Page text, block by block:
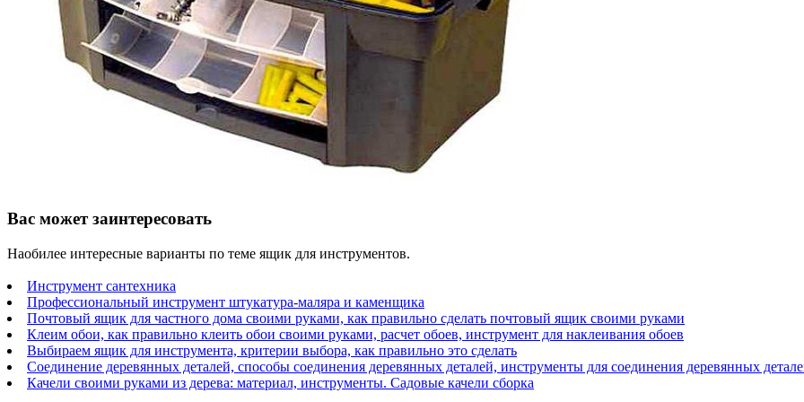
Вас может заинтересовать
Наобилее интересные варианты по теме ящик для инструментов.
Инструмент сантехника
Профессиональный инструмент штукатура-маляра и каменщика
Почтовый ящик для частного дома своими руками, как правильно сделать почтовый ящик своими руками
Клеим обои, как правильно клеить обои своими руками, расчет обоев, инструмент для наклеивания обоев
Выбираем ящик для инструмента, критерии выбора, как правильно это сделать
Соединение деревянных деталей, способы соединения деревянных деталей, инструменты для соединения деревянных
Качели своими руками из дерева: материал, инструменты. Садовые качели сборка